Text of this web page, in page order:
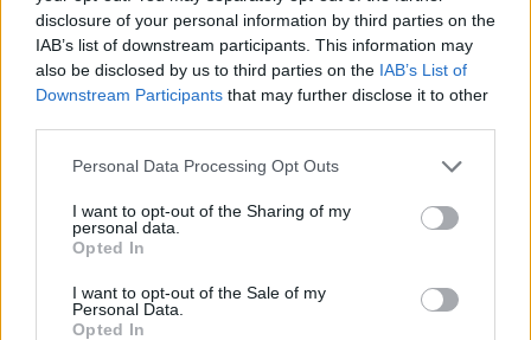
disclosure of your personal information by third parties on the
IAB’s list of downstream participants. This information may
also be disclosed by us to third parties on the IAB’s List of
Downstream Participants that may further disclose it to other
Personal Data Processing Opt Outs
I want to opt-out of the Sharing of my
personal data.
Opted In
I want to opt-out of the Sale of my
Personal Data.
Opted In
НАЈЧИТАНИ ВО ПОСЛЕДНИ 7 ДЕНА
на индиската претседателка
Скопје
Халанд донесе одлука за
ПРЕСВРТ И ПРОТЕСТИ ВО